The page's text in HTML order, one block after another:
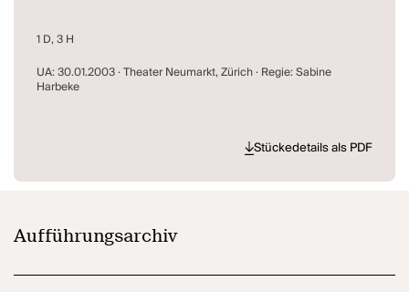
sie sich wieder. zufällig. erinnerst du dich, eb? eb will sich
nicht erinnern.
liebe. wie sie hätte sein können. wie sie entsteht und
schon wieder vorbei ist. wie sie anders war. wie sie schön
ist. wie sie blind macht. und wie sie immer wieder gleich
1 D, 3 H
UA: 30.01.2003 · Theater Neumarkt, Zürich · Regie: Sabine
Harbeke
Stückedetails als PDF
Aufführungsarchiv